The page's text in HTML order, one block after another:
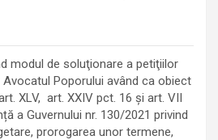
modul de soluţionare a petiţiilor
Poporului având ca obiect
XLV, art. XXIV pct. 16 și art. VII
a Guvernului nr. 130/2021 privind
prorogarea unor termene,